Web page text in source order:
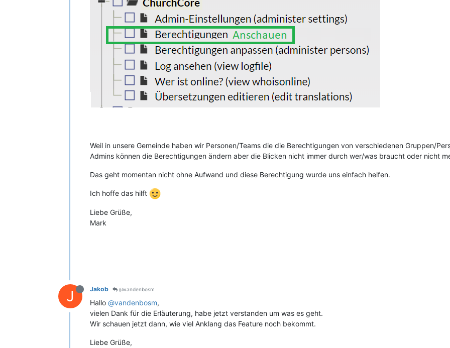
Weil in unsere Gemeinde haben wir Personen/Teams die die Berechtigungen von verschiedenen Gruppen/
Admins können die Berechtigungen ändern aber die Blicken nicht immer durch wer/was braucht oder nicht
Das geht momentan nicht ohne Aufwand und diese Berechtigung wurde uns einfach helfen.
Ich hoffe das hilft
Liebe Grüße,
Mark
J Jakob @vandenbosm
Hallo @vandenbosm,
vielen Dank für die Erläuterung, habe jetzt verstanden um was es geht.
Wir schauen jetzt dann, wie viel Anklang das Feature noch bekommt.
Liebe Grüße,